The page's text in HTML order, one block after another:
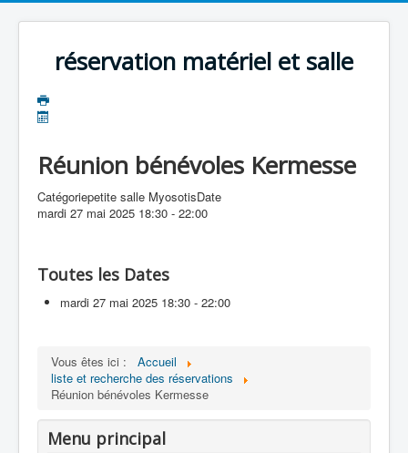
réservation matériel et salle
Réunion bénévoles Kermesse
Catégoriepetite salle MyosotisDate
mardi 27 mai 2025 18:30 - 22:00
Toutes les Dates
mardi 27 mai 2025 18:30 - 22:00
Vous êtes ici :
Accueil
liste et recherche des réservations
Réunion bénévoles Kermesse
Menu principal